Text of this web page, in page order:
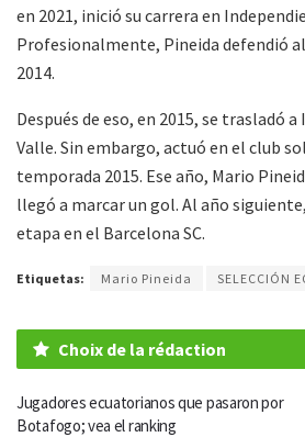
en 2021, inició su carrera en
Profesionalmente, Pineida defendió
2014.
Después de eso, en 2015, se trasladó
Valle. Sin embargo, actuó en el club
temporada 2015. Ese año, Mario
llegó a marcar un gol. Al año
etapa en el Barcelona SC.
Etiquetas: Mario Pineida SELECCIÓN
Choix de la rédaction
Jugadores ecuatorianos que pasaron por
Botafogo; vea el ranking